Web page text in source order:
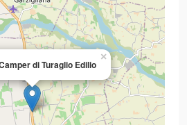
di Turaglio Edilio
×